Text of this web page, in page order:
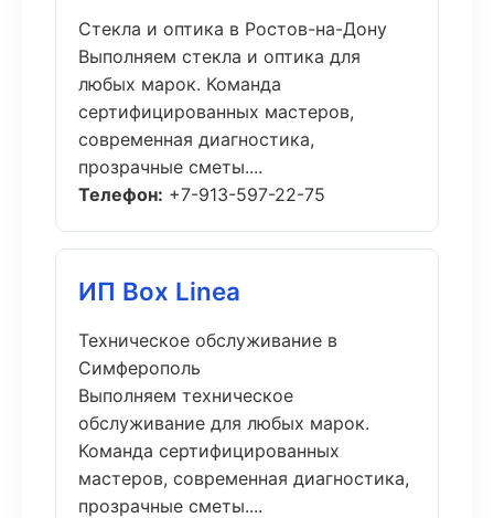
Стекла и оптика в Ростов-на-Дону
Выполняем стекла и оптика для
любых марок. Команда
сертифицированных мастеров,
современная диагностика,
прозрачные сметы....
Телефон: +7-913-597-22-75
ИП Box Linea
Техническое обслуживание в
Симферополь
Выполняем техническое
обслуживание для любых марок.
Команда сертифицированных
мастеров, современная диагностика,
прозрачные сметы....